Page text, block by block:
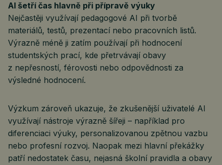
AI šetří čas hlavně při přípravě výuky
Nejčastěji využívají pedagogové AI při tvorbě
materiálů, testů, prezentací nebo pracovních listů.
Výrazně méně ji zatím používají při hodnocení
studentských prací, kde přetrvávají obavy
z nepřesností, férovosti nebo odpovědnosti za
výsledné hodnocení.
Výzkum zároveň ukazuje, že zkušenější uživatelé AI
využívají nástroje výrazně šířeji – například pro
diferenciaci výuky, personalizovanou zpětnou vazbu
nebo profesní rozvoj. Naopak mezi hlavní překážky
patří nedostatek času, nejasná školní pravidla a obavy